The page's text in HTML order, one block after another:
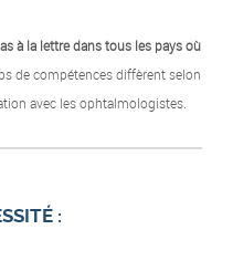
à la lettre dans tous les pays où
de compétences diffèrent selon
avec les ophtalmologistes.
: